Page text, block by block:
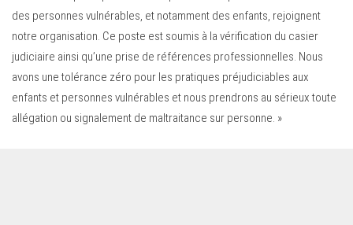
des personnes vulnérables, et notamment des enfants, rejoignent
notre organisation. Ce poste est soumis à la vérification du casier
judiciaire ainsi qu’une prise de références professionnelles. Nous
avons une tolérance zéro pour les pratiques préjudiciables aux
enfants et personnes vulnérables et nous prendrons au sérieux toute
allégation ou signalement de maltraitance sur personne. »